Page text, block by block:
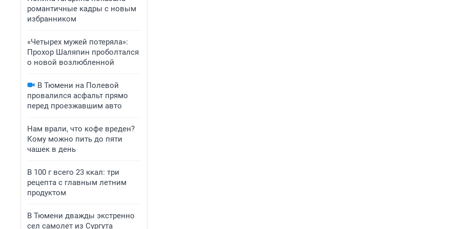
романтичные кадры с новым
избранником
«Четырех мужей потеряла»:
Прохор Шаляпин проболтался
о новой возлюбленной
В Тюмени на Полевой
провалился асфальт прямо
перед проезжавшим авто
Нам врали, что кофе вреден?
Кому можно пить до пяти
чашек в день
В 100 г всего 23 ккал: три
рецепта с главным летним
продуктом
В Тюмени дважды экстренно
сел самолет из Сургута